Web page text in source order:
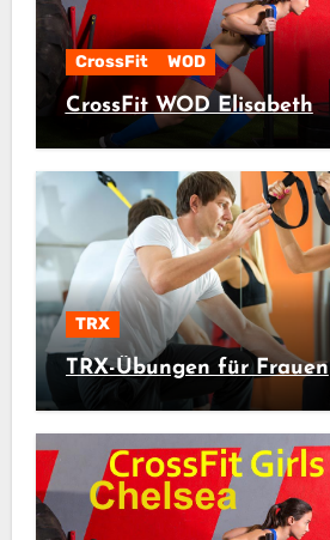
CrossFit WOD
CrossFit WOD Elisabeth
TRX
TRX-Übungen für Frauen